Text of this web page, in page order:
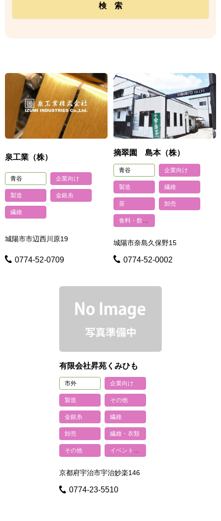
泉工業（株）
青谷 企業向け
製造 金銀糸
繊維
城陽市市辺西川原19
0774-52-0709
摘翠園 島本（株）
青谷 企業向け
製造 繊維
茶 卸売
食料・飲料品
城陽市奈島久保野15
0774-52-0002
有限会社昇苑くみひも
市外 企業向け
製造 その他
金銀糸 繊維
卸売 繊維・衣類
その他 イベント企画・制作
京都府宇治市宇治妙楽146
0774-23-5510